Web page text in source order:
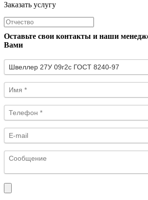
Заказать услугу
Оставьте свои контакты и наши
Вами